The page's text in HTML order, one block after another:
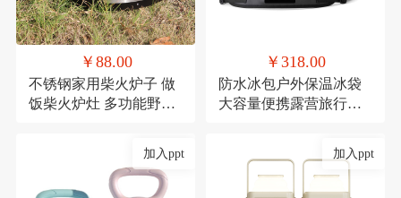
￥88.00
不锈钢家用柴火炉子 做
饭柴火炉灶 多功能野餐
￥318.00
防水冰包户外保温冰袋
大容量便携露营旅行保
加入ppt 加入ppt